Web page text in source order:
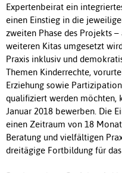
Expertenbeirat ein
einen Einstieg in die
zweiten Phase des Projekts
weiteren Kitas umgesetzt
Praxis inklusiv und
Themen Kinderrechte,
Erziehung sowie
qualifiziert werden möchten,
Januar 2018 bewerben. Die
einen Zeitraum von 18
Beratung und vielfältigen
dreitägige Fortbildung für